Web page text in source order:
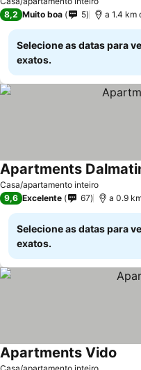
8,2 Muito boa 5 a 1.4 km
Selecione as datas para
exatos.
Casa/apartamento inteiro
Apartments
9,6 Excelente 67 a 0.9
Selecione as datas para
exatos.
Casa/apartamento inteiro
Apartments Vido